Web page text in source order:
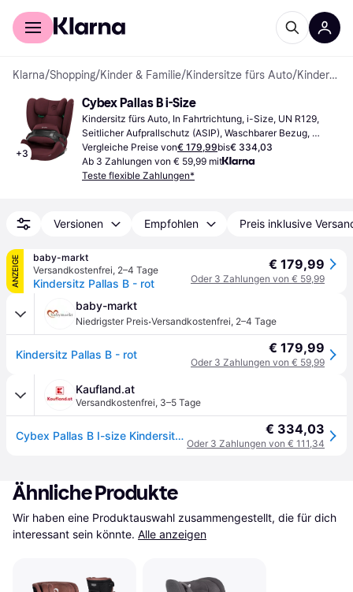
Für Shopper
Klarna/Shopping/Kinder & Familie/Kindersitze fürs Auto/ Kindersitze fürs Auto
+3
Cybex Pallas B i-Size
Kindersitz fürs Auto, In Fahrtrichtung, i-Size, UN R129,
Seitlicher Aufprallschutz (ASIP), Waschbarer Bezug,
Verstellbare Kopfstütze
Vergleiche Preise von€ 179,99bis€ 334,03
Ab 3 Zahlungen von € 59,99 mit
Teste flexible Zahlungen*
Versionen Empfohlen Preis inklusive
ANZEIGE
baby-markt
Versandkostenfrei, 2–4 Tage
Kindersitz Pallas B - rot
€ 179,99
Oder 3 Zahlungen von € 59,99
baby-markt
Niedrigster Preis·Versandkostenfrei, 2–4 Tage
Kindersitz Pallas B - rot € 179,99
Oder 3 Zahlungen von € 59,99
Kaufland.at
Versandkostenfrei, 3–5 Tage
Cybex Pallas B I-size Kindersitz One Size € 334,03
Oder 3 Zahlungen von € 111,34
Ähnliche Produkte
Wir haben eine Produktauswahl zusammengestellt, die für dich
interessant sein könnte. Alle anzeigen